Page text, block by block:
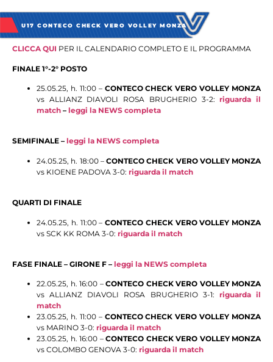
U17 CONTECO CHECK VERO VOLLEY MONZA
CLICCA QUI PER IL CALENDARIO COMPLETO E IL PROGRAMMA
FINALE 1°-2° POSTO
25.05.25, h. 11:00 – CONTECO CHECK VERO VOLLEY MONZA
vs ALLIANZ DIAVOLI ROSA BRUGHERIO 3-2:riguarda il
match – leggi la NEWS completa
SEMIFINALE – leggi la NEWS completa
24.05.25, h. 18:00 – CONTECO CHECK VERO VOLLEY MONZA
vs KIOENE PADOVA 3-0: riguarda il match
QUARTI DI FINALE
24.05.25, h. 11:00 – CONTECO CHECK VERO VOLLEY MONZA
vs SCK KK ROMA 3-0: riguarda il match
FASE FINALE – GIRONE F – leggi la NEWS completa
22.05.25, h. 16:00 – CONTECO CHECK VERO VOLLEY MONZA
vs ALLIANZ DIAVOLI ROSA BRUGHERIO 3-1: riguarda il
match
23.05.25, h. 11:00 – CONTECO CHECK VERO VOLLEY MONZA
vs MARINO 3-0: riguarda il match
23.05.25, h. 16:00 – CONTECO CHECK VERO VOLLEY MONZA
vs COLOMBO GENOVA 3-0: riguarda il match